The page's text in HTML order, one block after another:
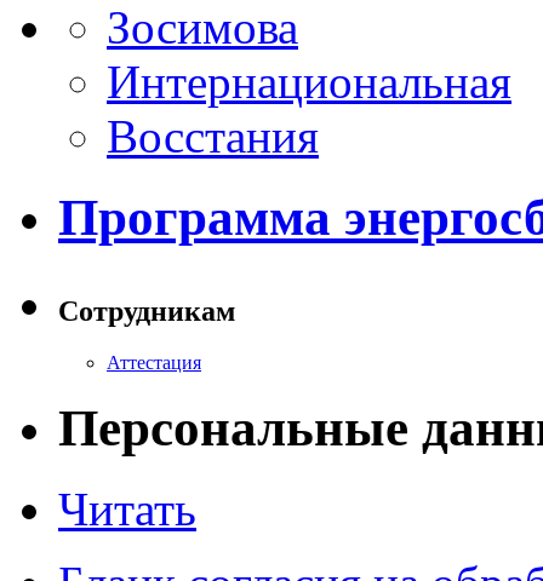
Зосимова
Интернациональная
Восстания
Программа
Сотрудникам
Аттестация
Персональные
Читать